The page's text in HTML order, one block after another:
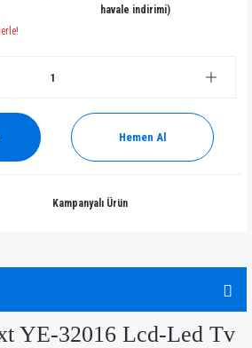
havale indirimi)
Hemen Al
Kampanyalı Ürün
YE-32016 Lcd-Led Tv